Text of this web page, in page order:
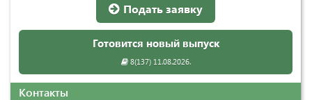
Подать заявку
Готовится новый выпуск
8(137) 11.08.2026.
Контакты